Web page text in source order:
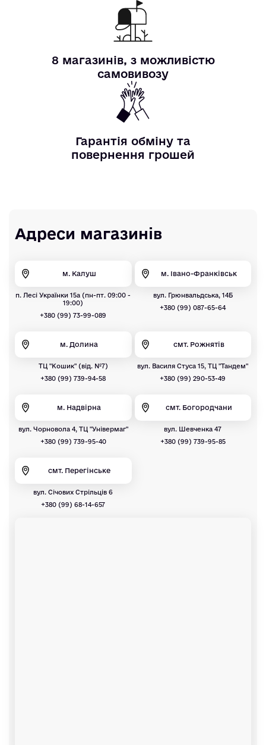
8 магазинів, з можливістю
самовивозу
Гарантія обміну та
повернення грошей
Адреси магазинів
м. Калуш
п. Лесі Українки 15а (пн-пт. 09:00 -
19:00)
+380 (99) 73-99-089
м. Івано-Франківськ
вул. Грюнвальдська, 14Б
+380 (99) 087-65-64
м. Долина
ТЦ "Кошик" (від. №7)
+380 (99) 739-94-58
смт. Рожнятів
вул. Василя Стуса 15, ТЦ "Тандем"
+380 (99) 290-53-49
м. Надвірна
вул. Чорновола 4, ТЦ "Універмаг"
+380 (99) 739-95-40
смт. Богородчани
вул. Шевченка 47
+380 (99) 739-95-85
смт. Перегінське
вул. Січових Стрільців 6
+380 (99) 68-14-657